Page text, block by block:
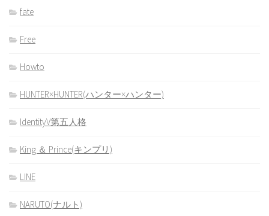
fate
Free
Howto
HUNTER×HUNTER(ハンター×ハンター)
IdentityV第五人格
King ＆ Prince(キンプリ)
LINE
NARUTO(ナルト)